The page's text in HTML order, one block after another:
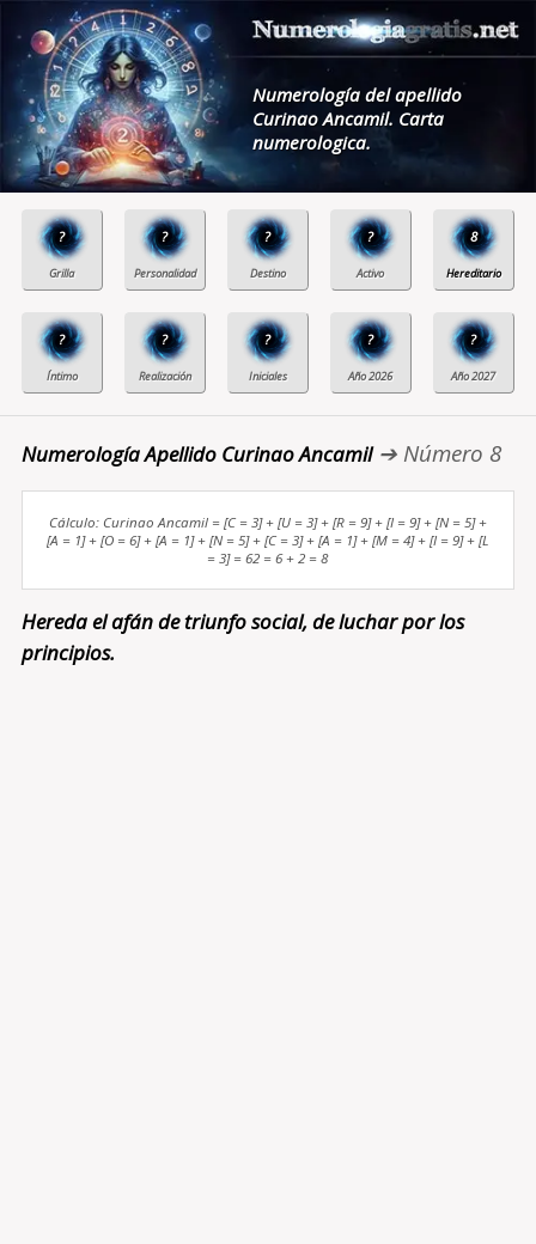
Numerología del apellido
Curinao Ancamil. Carta
numerologica.
? ? ? ? 8
? ? ? ? ?
Numerología Apellido Curinao Ancamil➔ Número 8
Cálculo: Curinao Ancamil = [C = 3] + [U = 3] + [R = 9] + [I = 9] + [N = 5] +
[A = 1] + [O = 6] + [A = 1] + [N = 5] + [C = 3] + [A = 1] + [M = 4] + [I = 9] + [L
= 3] = 62 = 6 + 2 = 8
Hereda el afán de triunfo social, de luchar por los
principios.